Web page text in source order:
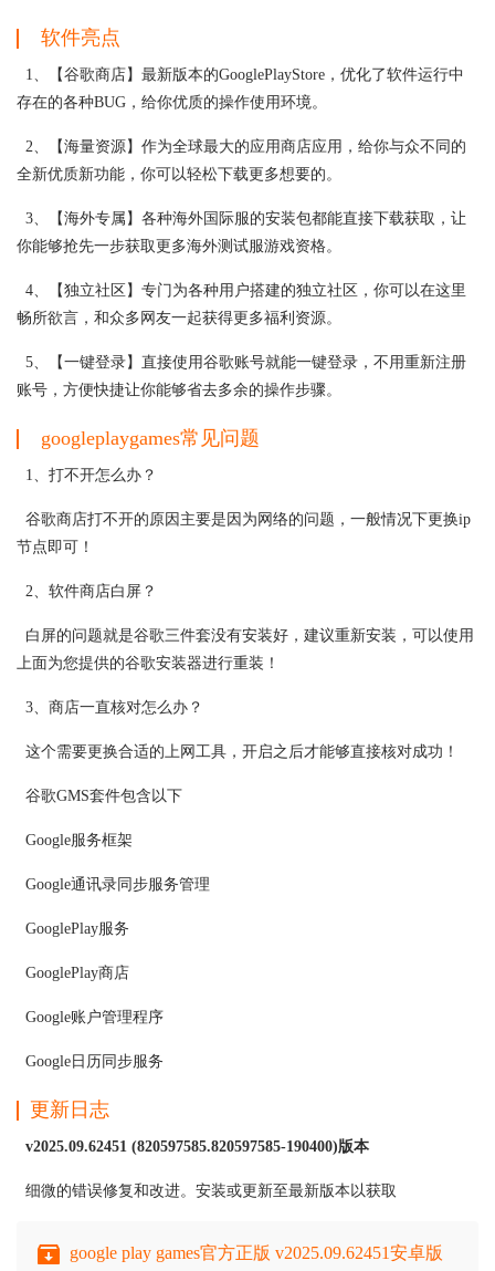
软件亮点
1、【谷歌商店】最新版本的GooglePlayStore，优化了软件运行中
存在的各种BUG，给你优质的操作使用环境。
2、【海量资源】作为全球最大的应用商店应用，给你与众不同的
全新优质新功能，你可以轻松下载更多想要的。
3、【海外专属】各种海外国际服的安装包都能直接下载获取，让
你能够抢先一步获取更多海外测试服游戏资格。
4、【独立社区】专门为各种用户搭建的独立社区，你可以在这里
畅所欲言，和众多网友一起获得更多福利资源。
5、【一键登录】直接使用谷歌账号就能一键登录，不用重新注册
账号，方便快捷让你能够省去多余的操作步骤。
googleplaygames常见问题
1、打不开怎么办？
谷歌商店打不开的原因主要是因为网络的问题，一般情况下更换ip
节点即可！
2、软件商店白屏？
白屏的问题就是谷歌三件套没有安装好，建议重新安装，可以使用
上面为您提供的谷歌安装器进行重装！
3、商店一直核对怎么办？
这个需要更换合适的上网工具，开启之后才能够直接核对成功！
谷歌GMS套件包含以下
Google服务框架
Google通讯录同步服务管理
GooglePlay服务
GooglePlay商店
Google账户管理程序
Google日历同步服务
更新日志
v2025.09.62451 (820597585.820597585-190400)版本
细微的错误修复和改进。安装或更新至最新版本以获取
google play games官方正版 v2025.09.62451安卓版